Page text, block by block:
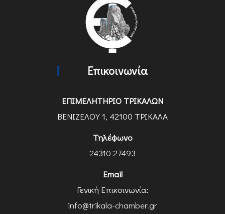
Επικοινωνία
ΕΠΙΜΕΛΗΤΗΡΙΟ ΤΡΙΚΑΛΩΝ
ΒΕΝΙΖΕΛΟΥ 1, 42100 ΤΡΙΚΑΛΑ
Τηλέφωνο
24310 27493
Email
Γενική Επικοινωνία:
info@trikala-chamber.gr